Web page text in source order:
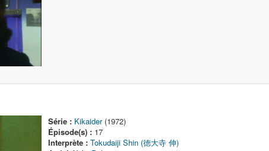
Série : Kikaider(1972)
Épisode(s) : 17
Interprète : Tokudaiji Shin (徳大寺 伸)